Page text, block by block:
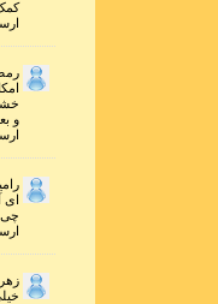
ارسال
و
ارسال
چی
ارسال